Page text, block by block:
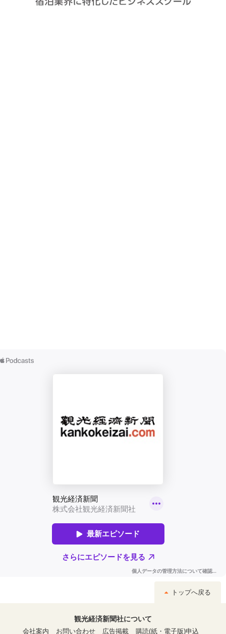
トップへ戻る
観光経済新聞社について
会社案内
お問い合わせ 広告掲載 購読(紙・電子版)申込